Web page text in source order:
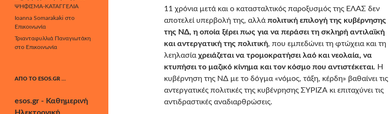
11 χρόνια μετά και ο κατασταλτικός παροξυσμός της ΕΛΑΣ δεν
αποτελεί υπερβολή της, αλλά πολιτική επιλογή της κυβέρνησης
της ΝΔ, η οποία ξέρει πως για να περάσει τη σκληρή αντιλαϊκή
και αντεργατική της πολιτική, που εμπεδώνει τη φτώχεια και τη
λεηλασία χρειάζεται να τρομοκρατήσει λαό και νεολαία, να
κτυπήσει το μαζικό κίνημα και τον κόσμο που αντιστέκεται. Η
κυβέρνηση της ΝΔ με το δόγμα «νόμος, τάξη, κέρδη» βαθαίνει τις
αντεργατικές πολιτικές της κυβένρησης ΣΥΡΙΖΑ κι επιταχύνει τις
αντιδραστικές αναδιαρθρώσεις.
ΨΗΦΙΣΜΑ-ΚΑΤΑΓΓΕΛΙΑ
Ioanna Somarakaki στο
Επικοινωνία
Τριανταφυλλιά Παναγιωτάκη
στο Επικοινωνία
ΑΠΌ ΤΟ ESOS.GR …
esos.gr - Καθημερινή